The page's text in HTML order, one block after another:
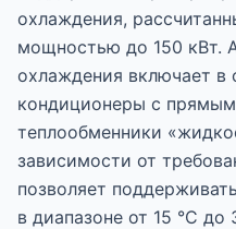
охлаждения,
мощностью до 150 кВт.
охлаждения включает в
кондиционеры с
теплообменники
зависимости от
позволяет
в диапазоне от 15 °C до